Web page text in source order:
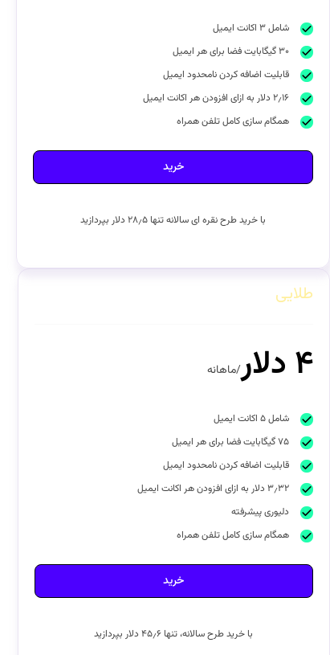
شامل ۳ اکانت ایمیل
۳۰ گیگابایت فضا برای هر ایمیل
قابلیت اضافه کردن نامحدود ایمیل
۲٫۱۶ دلار به ازای افزودن هر اکانت ایمیل
همگام سازی کامل تلفن همراه
خرید
با خرید طرح نقره ای سالانه تنها ۲۸٫۵ دلار بپردازید
طلایی
۴ دلار /ماهانه
شامل ۵ اکانت ایمیل
۷۵ گیگابایت فضا برای هر ایمیل
قابلیت اضافه کردن نامحدود ایمیل
۳٫۳۲ دلار به ازای افزودن هر اکانت ایمیل
دلیوری پیشرفته
همگام سازی کامل تلفن همراه
خرید
با خرید طرح سالانه، تنها ۴۵٫۶ دلار بپردازید